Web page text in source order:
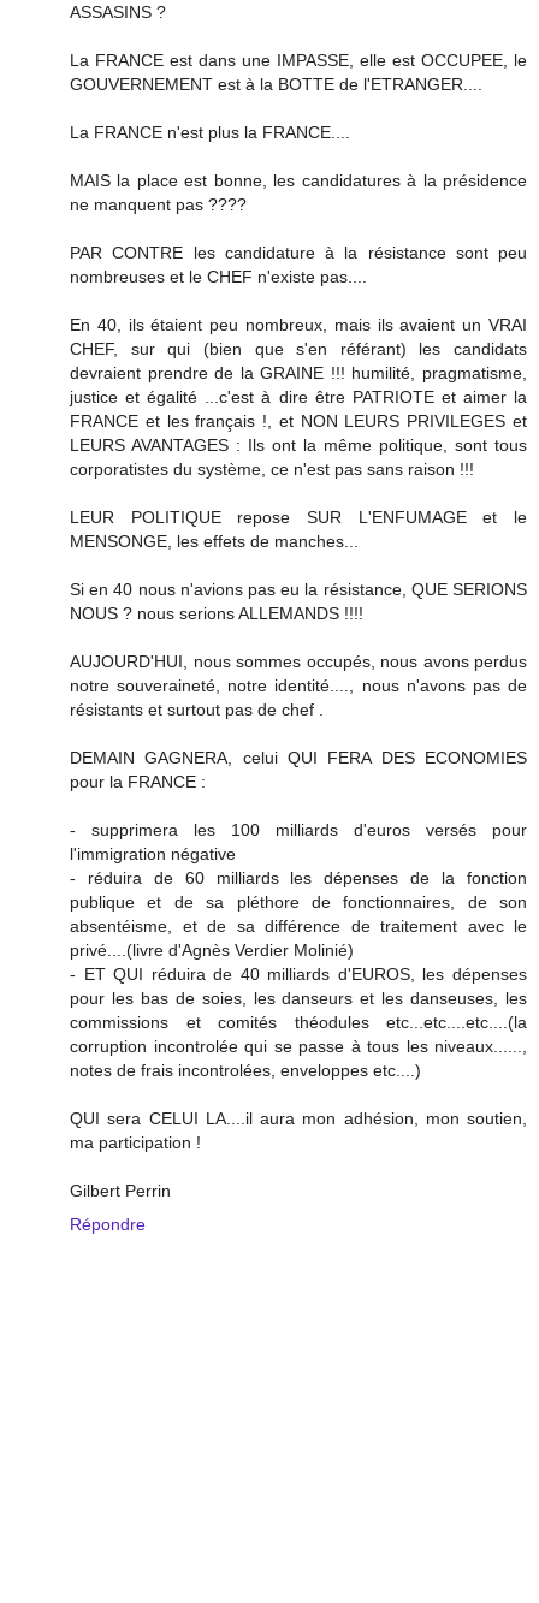
ASSASINS ?
La FRANCE est dans une IMPASSE, elle est OCCUPEE, le
GOUVERNEMENT est à la BOTTE de l'ETRANGER....
La FRANCE n'est plus la FRANCE....
MAIS la place est bonne, les candidatures à la présidence
ne manquent pas ????
PAR CONTRE les candidature à la résistance sont peu
nombreuses et le CHEF n'existe pas....
En 40, ils étaient peu nombreux, mais ils avaient un VRAI
CHEF, sur qui (bien que s'en référant) les candidats
devraient prendre de la GRAINE !!! humilité, pragmatisme,
justice et égalité ...c'est à dire être PATRIOTE et aimer la
FRANCE et les français !, et NON LEURS PRIVILEGES et
LEURS AVANTAGES : Ils ont la même politique, sont tous
corporatistes du système, ce n'est pas sans raison !!!
LEUR POLITIQUE repose SUR L'ENFUMAGE et le
MENSONGE, les effets de manches...
Si en 40 nous n'avions pas eu la résistance, QUE SERIONS
NOUS ? nous serions ALLEMANDS !!!!
AUJOURD'HUI, nous sommes occupés, nous avons perdus
notre souveraineté, notre identité...., nous n'avons pas de
résistants et surtout pas de chef .
DEMAIN GAGNERA, celui QUI FERA DES ECONOMIES
pour la FRANCE :
- supprimera les 100 milliards d'euros versés pour
l'immigration négative
- réduira de 60 milliards les dépenses de la fonction
publique et de sa pléthore de fonctionnaires, de son
absentéisme, et de sa différence de traitement avec le
privé....(livre d'Agnès Verdier Molinié)
- ET QUI réduira de 40 milliards d'EUROS, les dépenses
pour les bas de soies, les danseurs et les danseuses, les
commissions et comités théodules etc...etc....etc....(la
corruption incontrolée qui se passe à tous les niveaux......,
notes de frais incontrolées, enveloppes etc....)
QUI sera CELUI LA....il aura mon adhésion, mon soutien,
ma participation !
Gilbert Perrin
Répondre